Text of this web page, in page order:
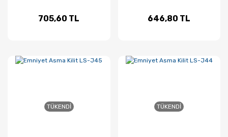
705,60 TL 646,80 TL
TÜKENDI TÜKENDI